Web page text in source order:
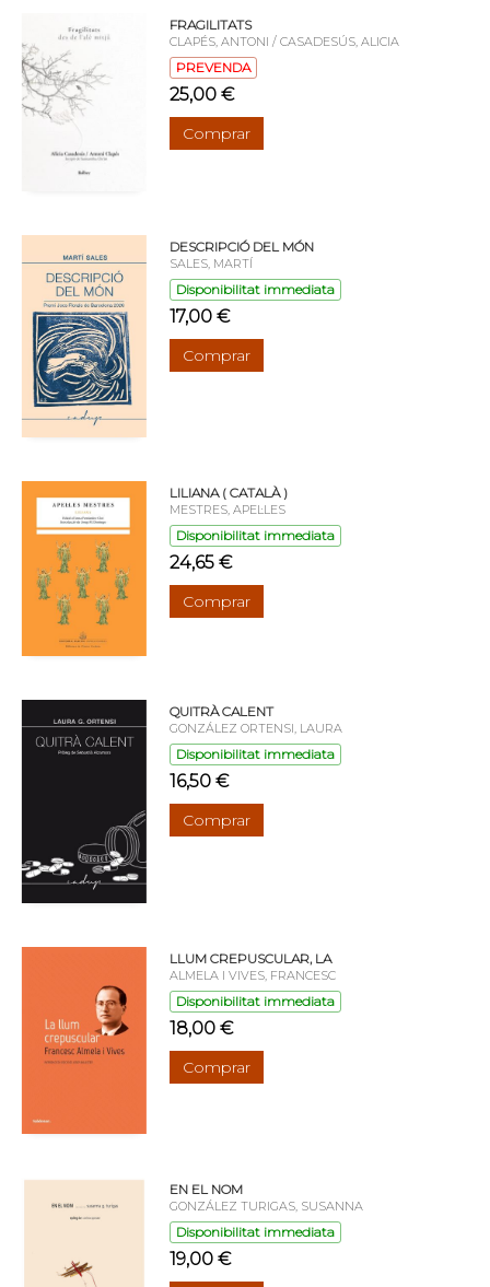
FRAGILITATS
CLAPÉS, ANTONI / CASADESÚS, ALICIA
PREVENDA
25,00 €
Comprar
DESCRIPCIÓ DEL MÓN
SALES, MARTÍ
Disponibilitat immediata
17,00 €
Comprar
LILIANA ( CATALÀ )
MESTRES, APEL·LES
Disponibilitat immediata
24,65 €
Comprar
QUITRÀ CALENT
GONZÁLEZ ORTENSI, LAURA
Disponibilitat immediata
16,50 €
Comprar
LLUM CREPUSCULAR, LA
ALMELA I VIVES, FRANCESC
Disponibilitat immediata
18,00 €
Comprar
EN EL NOM
GONZÁLEZ TURIGAS, SUSANNA
Disponibilitat immediata
19,00 €